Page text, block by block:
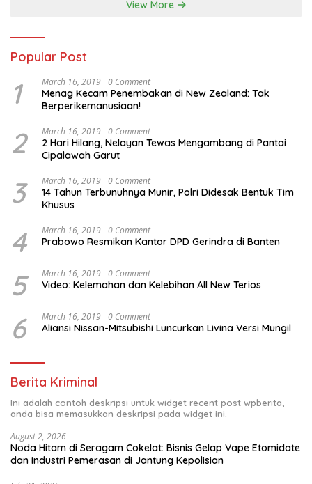
View More
Popular Post
1 March 16, 2019 0 Comment
Menag Kecam Penembakan di New Zealand: Tak
Berperikemanusiaan!
2 March 16, 2019 0 Comment
2 Hari Hilang, Nelayan Tewas Mengambang di Pantai
Cipalawah Garut
3 March 16, 2019 0 Comment
14 Tahun Terbunuhnya Munir, Polri Didesak Bentuk Tim
Khusus
4 March 16, 2019 0 Comment
Prabowo Resmikan Kantor DPD Gerindra di Banten
5 March 16, 2019 0 Comment
Video: Kelemahan dan Kelebihan All New Terios
6 March 16, 2019 0 Comment
Aliansi Nissan-Mitsubishi Luncurkan Livina Versi Mungil
Berita Kriminal
Ini adalah contoh deskripsi untuk widget recent post wpberita,
anda bisa memasukkan deskripsi pada widget ini.
August 2, 2026
Noda Hitam di Seragam Cokelat: Bisnis Gelap Vape Etomidate
dan Industri Pemerasan di Jantung Kepolisian